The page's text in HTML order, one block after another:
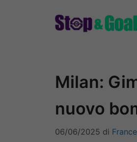
Milan:
nuovo
06/06/2025 di